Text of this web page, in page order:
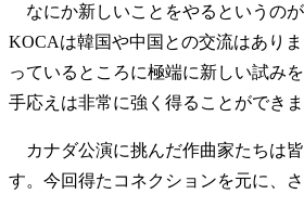
なにか新しいことをやるというの
KOCAは韓国や中国との交流はあり
っているところに極端に新しい試み
手応えは非常に強く得ることができま
カナダ公演に挑んだ作曲家たちは
す。今回得たコネクションを元に、